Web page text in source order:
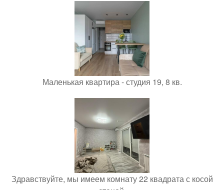
Маленькая квартира - студия 19, 8 кв.
Здравствуйте, мы имеем комнату 22 квадрата с косой